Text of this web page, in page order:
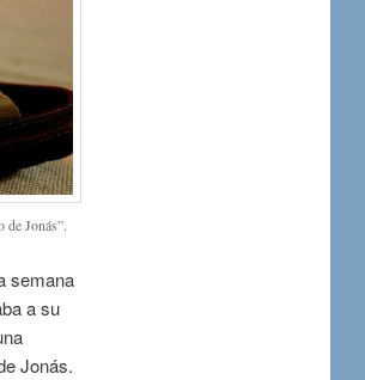
de Jonás”.
semana
a su
Jonás.